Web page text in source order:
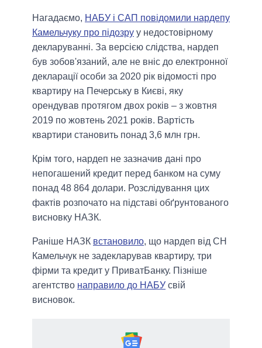
Нагадаємо, НАБУ і САП повідомили нардепу
Камельчуку про підозру у недостовірному
декларуванні. За версією слідства, нардеп
був зобов'язаний, але не вніс до електронної
декларації особи за 2020 рік відомості про
квартиру на Печерську в Києві, яку
орендував протягом двох років – з жовтня
2019 по жовтень 2021 років. Вартість
квартири становить понад 3,6 млн грн.
Крім того, нардеп не зазначив дані про
непогашений кредит перед банком на суму
понад 48 864 долари. Розслідування цих
фактів розпочато на підставі обґрунтованого
висновку НАЗК.
Раніше НАЗК встановило, що нардеп від СН
Камельчук не задекларував квартиру, три
фірми та кредит у ПриватБанку. Пізніше
агентство направило до НАБУ свій
висновок.